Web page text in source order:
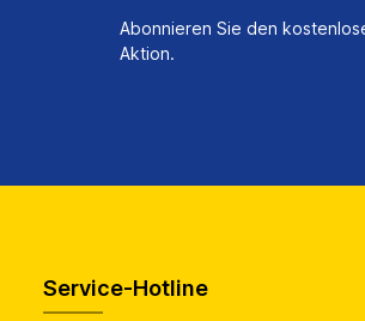
Abonnieren Sie den
Aktion.
Service-Hotline